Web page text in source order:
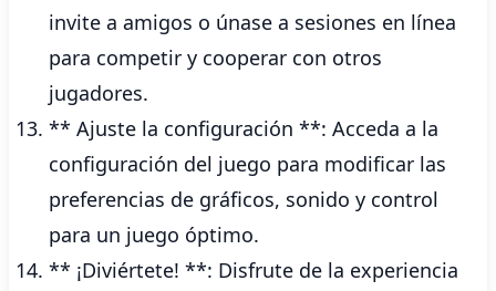
invite a amigos o únase a sesiones en línea
para competir y cooperar con otros
jugadores.
** Ajuste la configuración **: Acceda a la
configuración del juego para modificar las
preferencias de gráficos, sonido y control
para un juego óptimo.
** ¡Diviértete! **: Disfrute de la experiencia